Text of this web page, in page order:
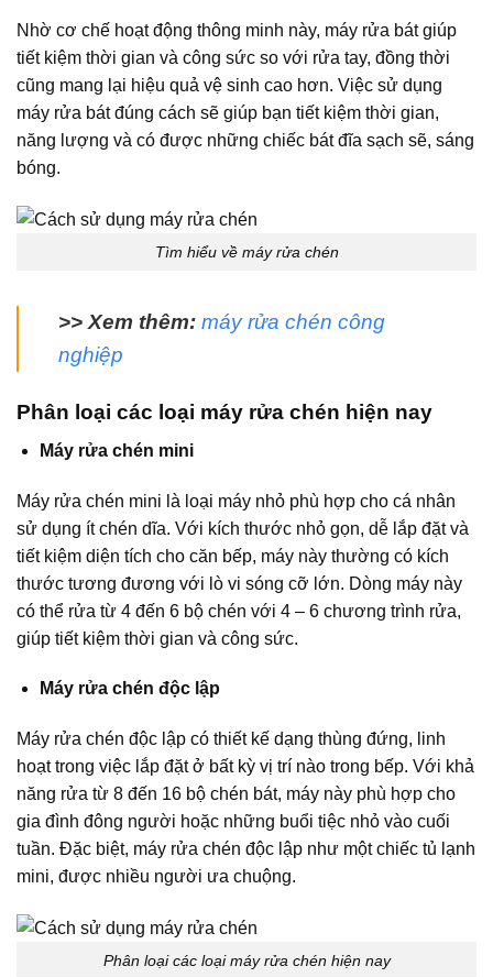
Nhờ cơ chế hoạt động thông minh này, máy rửa bát giúp
tiết kiệm thời gian và công sức so với rửa tay, đồng thời
cũng mang lại hiệu quả vệ sinh cao hơn. Việc sử dụng
máy rửa bát đúng cách sẽ giúp bạn tiết kiệm thời gian,
năng lượng và có được những chiếc bát đĩa sạch sẽ, sáng
bóng.
Tìm hiểu về máy rửa chén
>> Xem thêm: máy rửa chén công
nghiệp
Phân loại các loại máy rửa chén hiện nay
Máy rửa chén mini
Máy rửa chén mini là loại máy nhỏ phù hợp cho cá nhân
sử dụng ít chén dĩa. Với kích thước nhỏ gọn, dễ lắp đặt và
tiết kiệm diện tích cho căn bếp, máy này thường có kích
thước tương đương với lò vi sóng cỡ lớn. Dòng máy này
có thể rửa từ 4 đến 6 bộ chén với 4 – 6 chương trình rửa,
giúp tiết kiệm thời gian và công sức.
Máy rửa chén độc lập
Máy rửa chén độc lập có thiết kế dạng thùng đứng, linh
hoạt trong việc lắp đặt ở bất kỳ vị trí nào trong bếp. Với khả
năng rửa từ 8 đến 16 bộ chén bát, máy này phù hợp cho
gia đình đông người hoặc những buổi tiệc nhỏ vào cuối
tuần. Đặc biệt, máy rửa chén độc lập như một chiếc tủ lạnh
mini, được nhiều người ưa chuộng.
Phân loại các loại máy rửa chén hiện nay